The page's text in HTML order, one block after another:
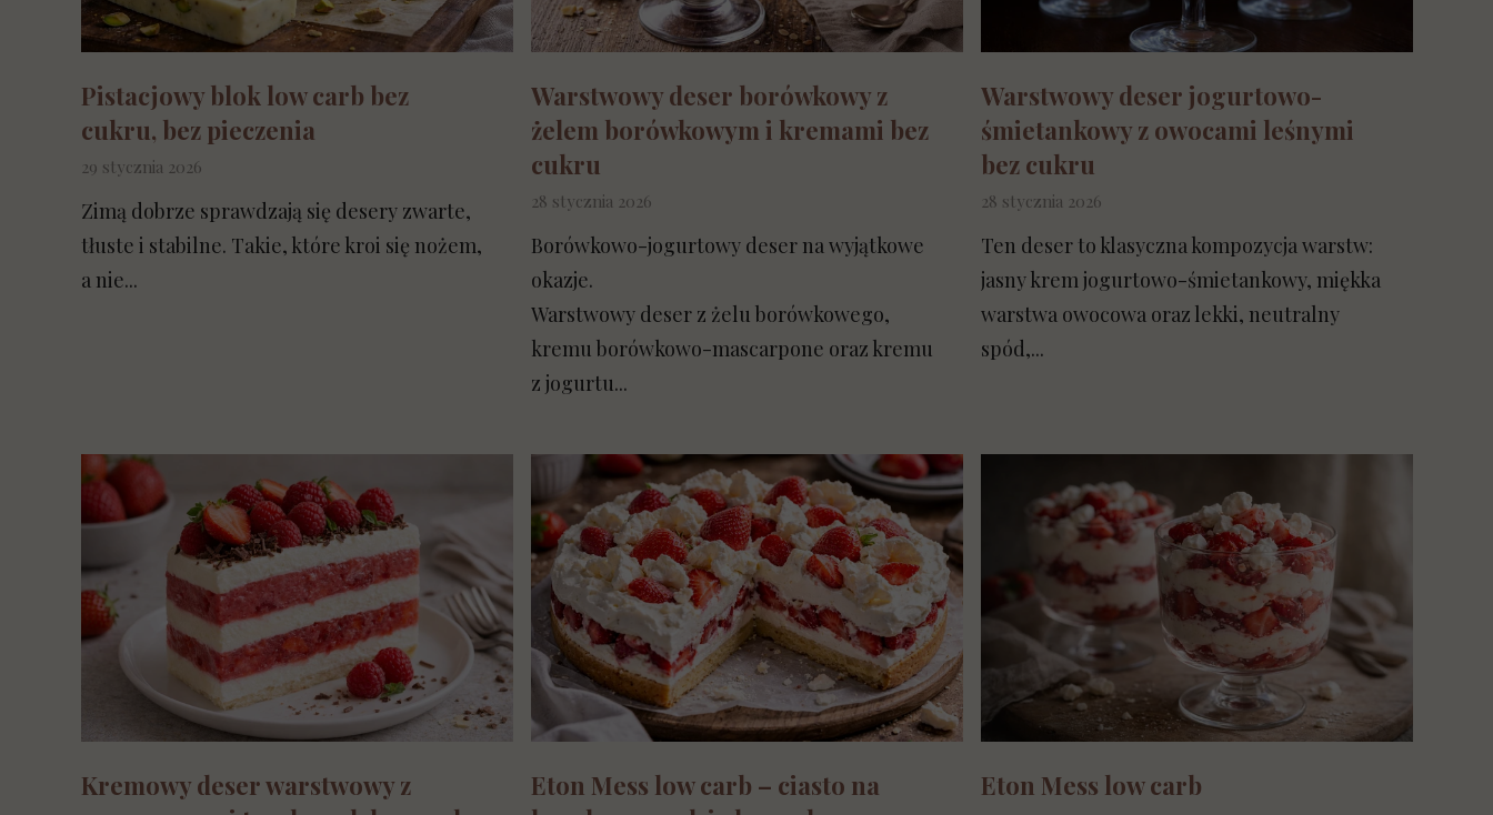
Pistacjowy blok low carb bez
cukru, bez pieczenia
29 stycznia 2026
Zimą dobrze sprawdzają się desery zwarte,
tłuste i stabilne. Takie, które kroi się nożem,
a nie...
Warstwowy deser borówkowy z
żelem borówkowym i kremami bez
cukru
28 stycznia 2026
Borówkowo-jogurtowy deser na wyjątkowe
okazje.
Warstwowy deser z żelu borówkowego,
kremu borówkowo-mascarpone oraz kremu
z jogurtu...
Warstwowy deser jogurtowo-
śmietankowy z owocami leśnymi
bez cukru
28 stycznia 2026
Ten deser to klasyczna kompozycja warstw:
jasny krem jogurtowo-śmietankowy, miękka
warstwa owocowa oraz lekki, neutralny
spód,...
Kremowy deser warstwowy z
Eton Mess low carb – ciasto na
Eton Mess low carb